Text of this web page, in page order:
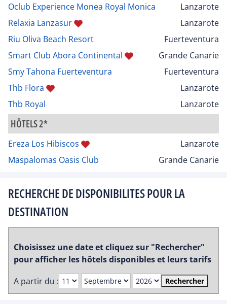
Oclub Experience Monea Royal Monica
Lanzarote
Relaxia Lanzasur
Lanzarote
Riu Oliva Beach Resort
Fuerteventura
Smart Club Abora Continental
Grande Canarie
Smy Tahona Fuerteventura
Fuerteventura
Thb Flora
Lanzarote
Thb Royal
Lanzarote
HÔTELS 2*
Ereza Los Hibiscos
Lanzarote
Maspalomas Oasis Club
Grande Canarie
RECHERCHE DE DISPONIBILITES POUR LA
DESTINATION
Choisissez une date et cliquez sur "Rechercher"
pour afficher les hôtels disponibles et leurs tarifs
A partir du :
Rechercher